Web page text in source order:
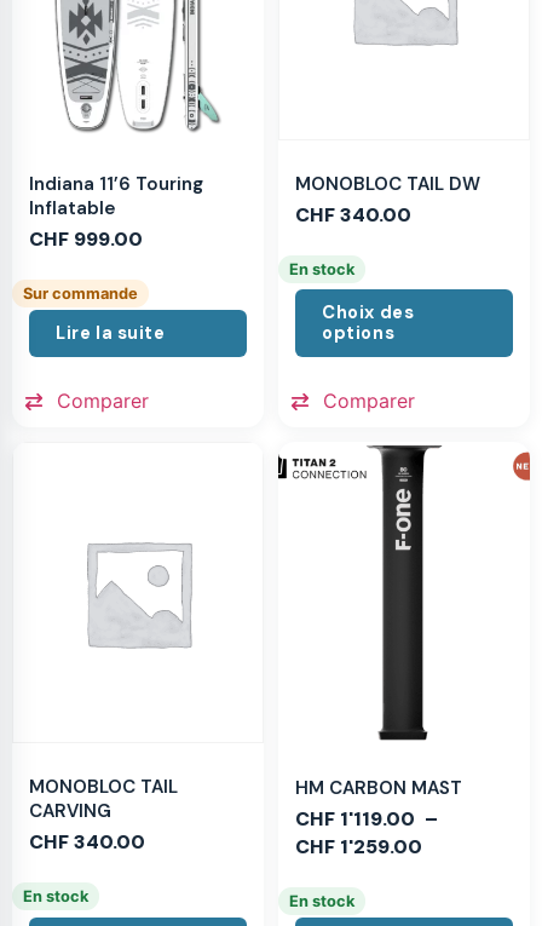
Indiana 11’6 Touring
Inflatable
CHF 999.00
Sur commande
Lire la suite
Comparer
MONOBLOC TAIL DW
CHF340.00
En stock
Choix des
options
Comparer
MONOBLOC TAIL
CARVING
CHF340.00
En stock
HM CARBON MAST
CHF 1'119.00 –
CHF 1'259.00
En stock